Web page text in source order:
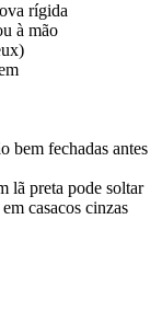
rígida
à mão
bem fechadas antes
lã preta pode soltar
casacos cinzas